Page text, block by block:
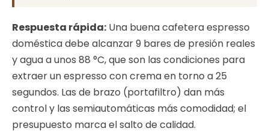
Respuesta rápida: Una buena cafetera espresso
doméstica debe alcanzar 9 bares de presión reales
y agua a unos 88 °C, que son las condiciones para
extraer un espresso con crema en torno a 25
segundos. Las de brazo (portafiltro) dan más
control y las semiautomáticas más comodidad; el
presupuesto marca el salto de calidad.